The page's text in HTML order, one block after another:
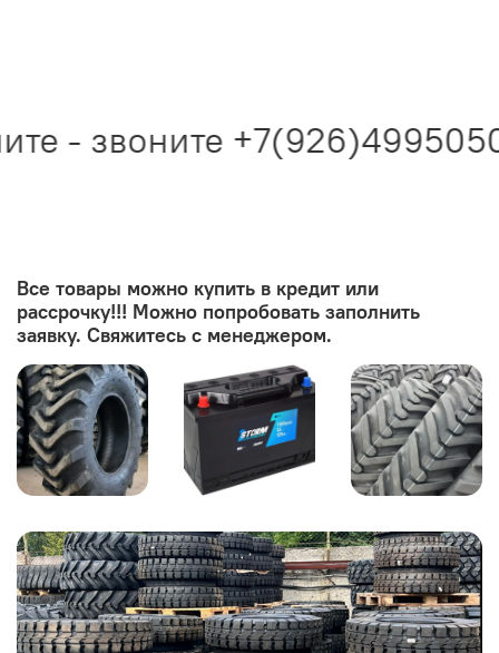
- звоните
Все товары можно купить в кредит или
рассрочку!!! Можно попробовать заполнить
заявку. Свяжитесь с менеджером.